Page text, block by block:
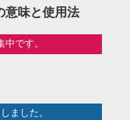
意味と使用法
です。
ました。